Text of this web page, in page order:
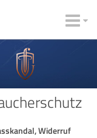
Widerruf